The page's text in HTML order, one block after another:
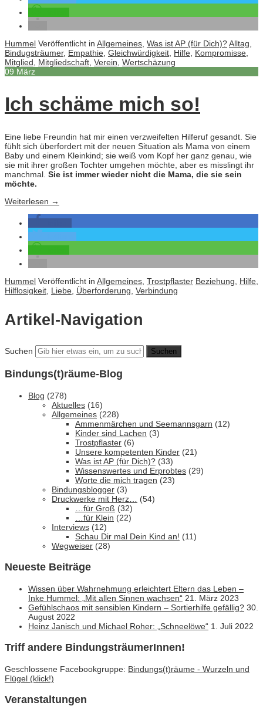
Hummel Veröffentlicht in Allgemeines Was ist AP (für Dich)?Alltag
Bindugsträumer, Empathie Gleichwürdigkeit Hilfe Kompromisse
Mitglied
Mitgliedschaft Verein Wertschäzung
09 März
Ich schäme mich so!
Eine liebe Freundin hat mir einen verzweifelten Hilferuf gesandt. Sie
fühlt sich überfordert mit der neuen Situation als Mama von einem
Baby und einem Kleinkind; sie weiß vom Kopf her ganz genau, wie
sie mit ihrer großen Tochter umgehen möchte, aber es misslingt ihr
manchmal. Sie ist immer wieder nicht die Mama, die sie sein
möchte.
Weiterlesen →
Hummel Veröffentlicht in Allgemeines, Trostpflaster Beziehung, Hilfe,
Hilflosigkeit, Liebe, Überforderung, Verbindung
Artikel-Navigation
Suchen
Bindungs(t)räume-Blog
Blog (278)
Aktuelles (16)
Allgemeines (228)
Ammenmärchen und Seemannsgarn (12)
Kinder sind Lachen (3)
Trostpflaster (6)
Unsere kompetenten Kinder (21)
Was ist AP (für Dich)? (33)
Wissenswertes und Erprobtes (29)
Worte die mich tragen (23)
Bindungsblogger (3)
Druckwerke mit Herz… (54)
…für Groß (32)
…für Klein (22)
Interviews (12)
Schau Dir mal Dein Kind an! (11)
Wegweiser (28)
Neueste Beiträge
Wissen über Wahrnehmung erleichtert Eltern das Leben –
Inke Hummel: „Mit allen Sinnen wachsen“ 21. März 2023
Gefühlschaos mit sensiblen Kindern – Sortierhilfe gefällig? 30.
August 2022
Heinz Janisch und Michael Roher: „Schneelöwe“ 1. Juli 2022
Triff andere BindungsträumerInnen!
Geschlossene Facebookgruppe: Bindungs(t)räume - Wurzeln und
Flügel (klick!)
Veranstaltungen